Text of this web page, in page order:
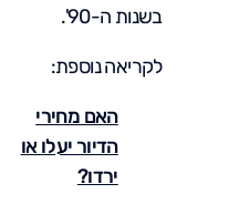
בשנות ה-90'.
לקריאה נוספת:
האם מחירי
הדיור יעלו או
ירדו?